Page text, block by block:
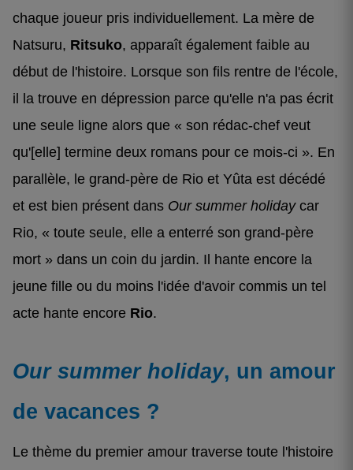
chaque joueur pris individuellement. La mère de
Natsuru, Ritsuko, apparaît également faible au
début de l'histoire. Lorsque son fils rentre de l'école,
il la trouve en dépression parce qu'elle n'a pas écrit
une seule ligne alors que « son rédac-chef veut
qu'[elle] termine deux romans pour ce mois-ci ». En
parallèle, le grand-père de Rio et Yûta est décédé
et est bien présent dans Our summer holidaycar
Rio, « toute seule, elle a enterré son grand-père
mort » dans un coin du jardin. Il hante encore la
jeune fille ou du moins l'idée d'avoir commis un tel
acte hante encore Rio.
Our summer holiday, un amour
de vacances ?
Le thème du premier amour traverse toute l'histoire